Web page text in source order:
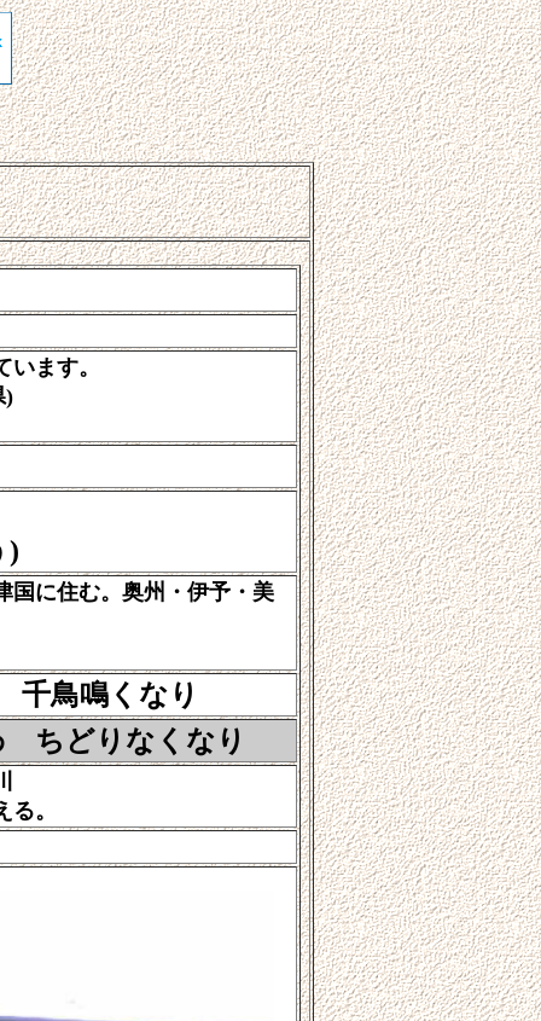
ます。
)
)
に住む。奥州・伊予・美
鳴くなり
ちどりなくなり
。